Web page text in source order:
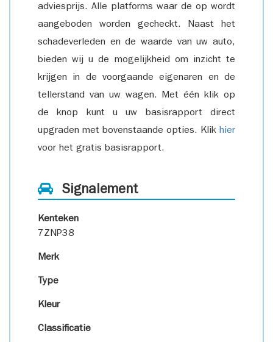
adviesprijs. Alle platforms waar de op wordt
aangeboden worden gecheckt. Naast het
schadeverleden en de waarde van uw auto,
bieden wij u de mogelijkheid om inzicht te
krijgen in de voorgaande eigenaren en de
tellerstand van uw wagen. Met één klik op
de knop kunt u uw basisrapport direct
upgraden met bovenstaande opties. Klik hier
voor het gratis basisrapport.
Signalement
Kenteken
7ZNP38
Merk
Type
Kleur
Classificatie